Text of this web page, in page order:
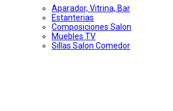
Aparador, Vitrina, Bar
Estanterias
Composiciones Salon
Muebles TV
Sillas Salon Comedor